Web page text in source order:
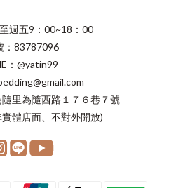
週五9：00~18：00
：83787096
：@yatin99
里為隨西路１７６巷７號
體店面、不對外開放)